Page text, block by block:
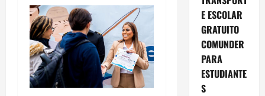
E ESCOLAR
GRATUITO
COMUNDER
PARA
ESTUDIANTE
S